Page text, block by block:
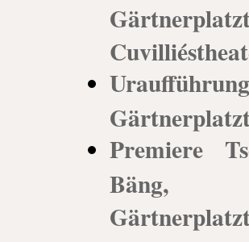
Premiere
Bäng,